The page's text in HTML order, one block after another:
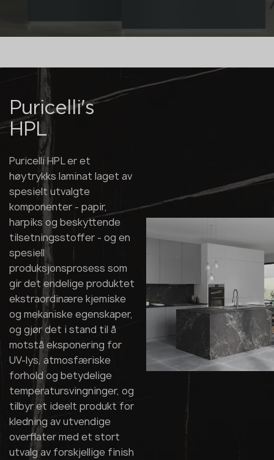
Puricelli's
HPL
Puricelli HPL er et
høytrykks laminat laget av
spesielt utvalgte
komponenter - papir,
harpiks og beskyttende
tilsetningsstoffer - og en
spesiell
produksjonsprosess som
gir det endelige produktet
ekstraordinære kjemiske
og mekaniske egenskaper,
og gjør det i stand til å
motstå eksponering for
UV-lys, atmosfæriske
forhold og betydelige
temperatursvingninger, og
tilbyr et ideelt produkt for
kledning av utvendige
overflater med et stort
utvalg av forskjellige finish